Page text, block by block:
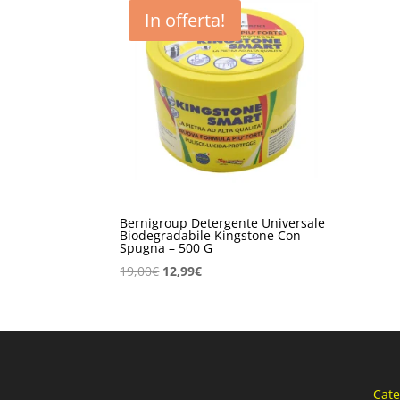
In offerta!
Bernigroup Detergente Universale
Biodegradabile Kingstone Con
Spugna – 500 G
19,00€ Il
era:
12,99€Il
è: